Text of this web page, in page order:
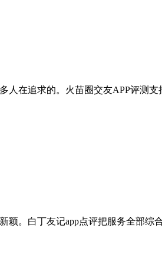
人在追求的。火苗圈交友APP评测
颖。白丁友记app点评把服务全部